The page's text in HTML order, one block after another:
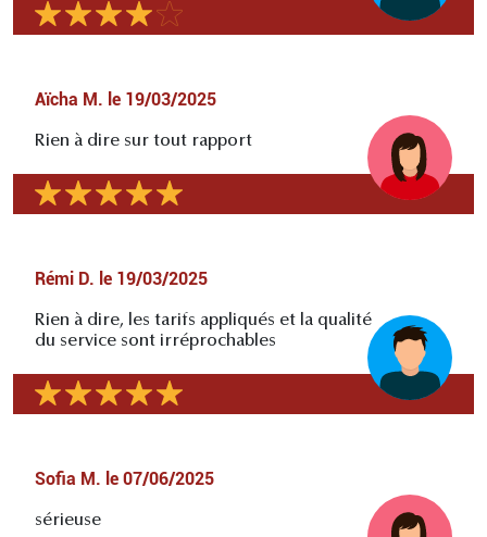
Aïcha M. le 19/03/2025
Rien à dire sur tout rapport
Rémi D. le 19/03/2025
Rien à dire, les tarifs appliqués et la qualité
du service sont irréprochables
Sofia M. le 07/06/2025
sérieuse